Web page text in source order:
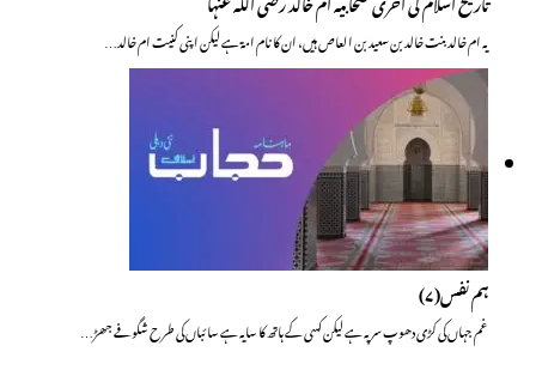
یہ ام خالد بنت خالد بن سعید بن العاص ہیں، ان کا نام امۃ ہے لیکن اپنی کنیت ام خالد…
ہم نفس(۷)
غم جہاں کی کڑی دھوپ سر پہ ہے لیکن کسی کے ہاتھ کا سایہ ہے سائباں کی طرح شگوفے جھڑ…